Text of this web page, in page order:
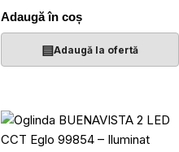
Adaugă în coș
▤Adaugă la ofertă